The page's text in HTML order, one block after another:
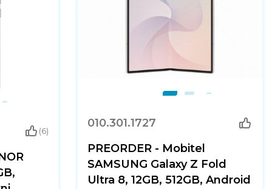
(6)
010.301.1727
PREORDER - Mobitel
SAMSUNG Galaxy Z Fold
Ultra 8, 12GB, 512GB, Android